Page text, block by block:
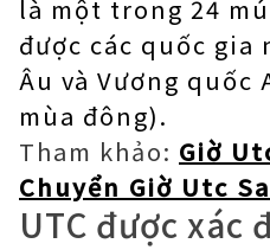
là một trong 24
được các quốc gia
Âu và Vương quốc
mùa đông).
Tham khảo: Giờ
Chuyển Giờ Utc
UTC được xác